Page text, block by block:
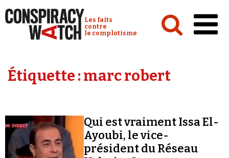
Conspiracy Watch :
Les faits
contre
le complotisme
Analyses
Vidéos
Émissions
Étiquette :marc robert
Qui est vraiment Issa El-
Ayoubi, le vice-
président du Réseau